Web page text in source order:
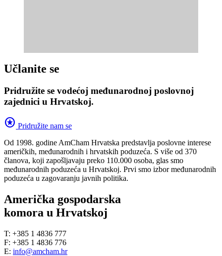
Učlanite se
Pridružite se vodećoj međunarodnoj poslovnoj
zajednici u Hrvatskoj.
stars Pridružite nam se
Od 1998. godine AmCham Hrvatska predstavlja poslovne interese
američkih, međunarodnih i hrvatskih poduzeća. S više od 370
članova, koji zapošljavaju preko 110.000 osoba, glas smo
međunarodnih poduzeća u Hrvatskoj. Prvi smo izbor međunarodnih
poduzeća u zagovaranju javnih politika.
Američka gospodarska
komora u Hrvatskoj
T: +385 1 4836 777
F: +385 1 4836 776
E: info@amcham.hr